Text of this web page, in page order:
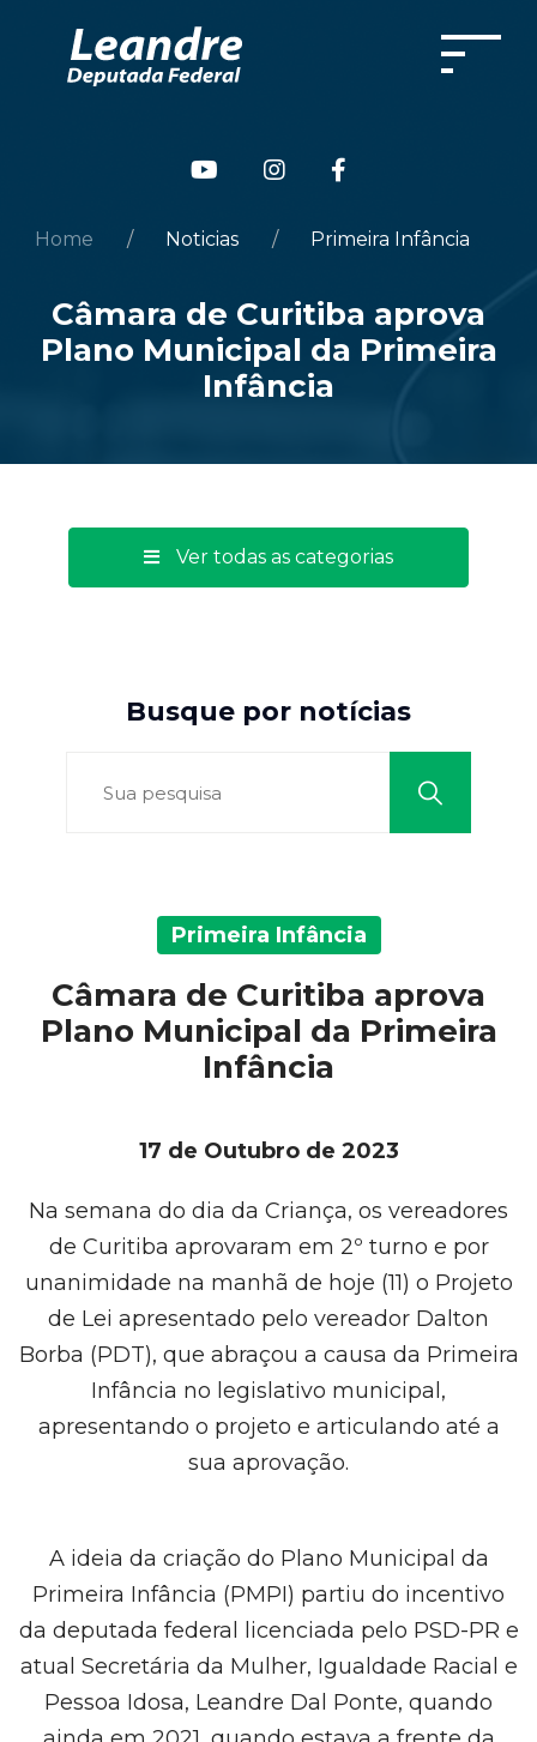
Home Noticias Primeira Infância
Câmara de Curitiba aprova
Plano Municipal da Primeira
Infância
Ver todas as categorias
Busque por notícias
Primeira Infância
Câmara de Curitiba aprova
Plano Municipal da Primeira
Infância
17 de Outubro de 2023
Na semana do dia da Criança, os vereadores
de Curitiba aprovaram em 2º turno e por
unanimidade na manhã de hoje (11) o Projeto
de Lei apresentado pelo vereador Dalton
Borba (PDT), que abraçou a causa da Primeira
Infância no legislativo municipal,
apresentando o projeto e articulando até a
sua aprovação.
A ideia da criação do Plano Municipal da
Primeira Infância (PMPI) partiu do incentivo
da deputada federal licenciada pelo PSD-PR e
atual Secretária da Mulher, Igualdade Racial e
Pessoa Idosa, Leandre Dal Ponte, quando